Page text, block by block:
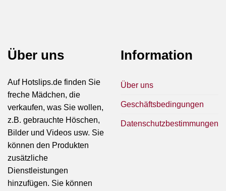
Über uns
Auf Hotslips.de finden Sie
freche Mädchen, die
verkaufen, was Sie wollen,
z.B. gebrauchte Höschen,
Bilder und Videos usw. Sie
können den Produkten
zusätzliche
Dienstleistungen
hinzufügen. Sie können
Information
Über uns
Geschäftsbedingungen
Datenschutzbestimmungen